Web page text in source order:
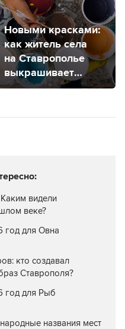
Новыми красками:
как житель села
на Ставрополье
выкрашивает
пластиком дерево
видели
веке?
год для Овна
кто создавал
Ставрополя?
год для Рыб
названия мест